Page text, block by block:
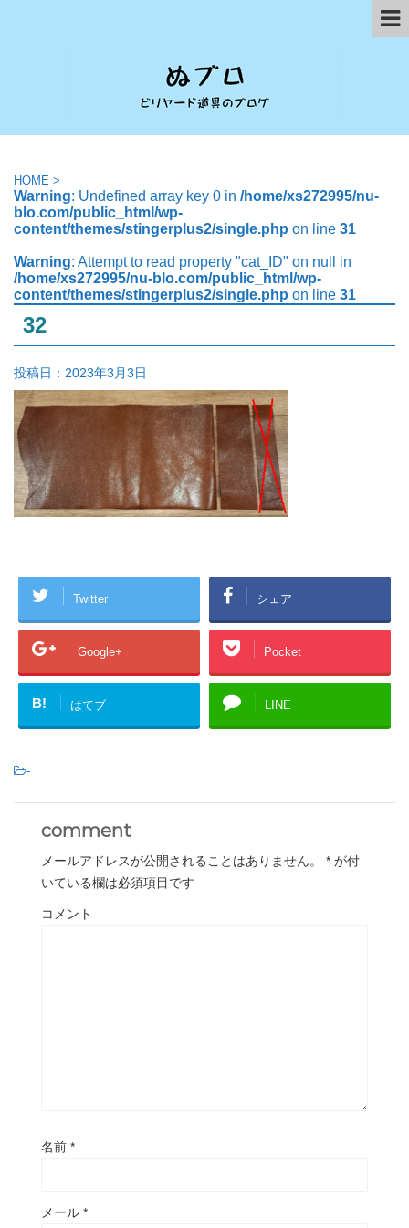
HOME >
Warning: Undefined array key 0 in /home/xs272995/nu-
blo.com/public_html/wp-
content/themes/stingerplus2/single.php on line 31
Warning: Attempt to read property "cat_ID" on null in
/home/xs272995/nu-blo.com/public_html/wp-
content/themes/stingerplus2/single.php on line 31
32
投稿日： 2023年3月3日
Twitter シェア
Google+ Pocket
B! はてブ LINE
-
comment
メールアドレスが公開されることはありません。 * が付
いている欄は必須項目です
コメント
名前 *
メール *